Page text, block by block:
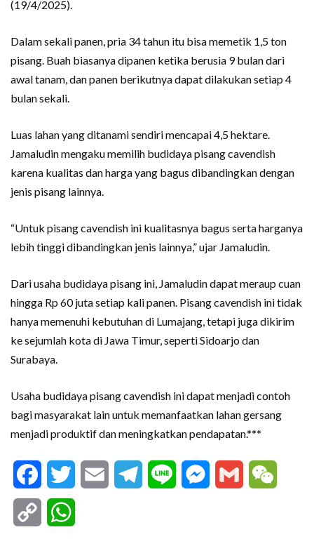
(19/4/2025).
Dalam sekali panen, pria 34 tahun itu bisa memetik 1,5 ton
pisang. Buah biasanya dipanen ketika berusia 9 bulan dari
awal tanam, dan panen berikutnya dapat dilakukan setiap 4
bulan sekali.
Luas lahan yang ditanami sendiri mencapai 4,5 hektare.
Jamaludin mengaku memilih budidaya pisang cavendish
karena kualitas dan harga yang bagus dibandingkan dengan
jenis pisang lainnya.
“Untuk pisang cavendish ini kualitasnya bagus serta harganya
lebih tinggi dibandingkan jenis lainnya,” ujar Jamaludin.
Dari usaha budidaya pisang ini, Jamaludin dapat meraup cuan
hingga Rp 60 juta setiap kali panen. Pisang cavendish ini tidak
hanya memenuhi kebutuhan di Lumajang, tetapi juga dikirim
ke sejumlah kota di Jawa Timur, seperti Sidoarjo dan
Surabaya.
Usaha budidaya pisang cavendish ini dapat menjadi contoh
bagi masyarakat lain untuk memanfaatkan lahan gersang
menjadi produktif dan meningkatkan pendapatan.***
FacebookTwitter Email Telegram
Line Messenger
Gmail
Copy